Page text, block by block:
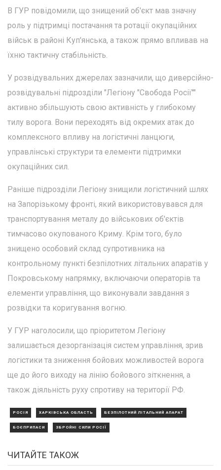
В ГУР повідомили, що знищений об'єкт мав значну
роль у підтримці постачання та ротації окупаційних
військ в районі Куп'янська, а також прямо впливав на
їхню тактичну стабільність.
У розвідувальних джерелах зазначили, що диверсійно-
розвідувальні підрозділи "Легіону "Свобода Росії""
активно збільшують свою активність у глибокому
тилу ворога. Вони переходять від окремих атак до
комплексного впливу на логістичні ланцюги,
управлінські структури та елементи підтримки
окупаційних сил.
Раніше підрозділи Легіону знищили логістичний шлях
на Запорізькому фронті, який використовувався для
транспортування металу до військових об'єктів
тимчасово окупованого Криму. Крім того, було
знищено особовий склад супротивника на
контрольному пункті безпілотних літальних апаратів у
Покровському напрямку, включаючи операторів та
елементи управління, що виконували завдання з
розвідки та коригування вогню.
У ГУР наголосили, що пріоритетом Легіону
залишається дезорганізація систем управління, зрив
логістики та зниження бойових можливостей ворога
ще до його виходу на лінію бойового зіткнення, а
також діяльність руху спротиву на території РФ.
РОСІЯ ХАРКІВСЬКА ОБЛАСТЬ БЕЗПІЛОТНИЙ ЛІТАЛЬНИЙ АПАРАТ
БОЄПРИПАСИ ЗБРОЙНІ СИЛИ РОСІЇ
ЧИТАЙТЕ ТАКОЖ